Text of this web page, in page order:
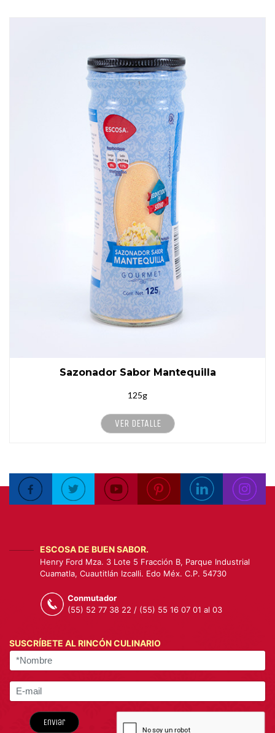
Sazonador Sabor Mantequilla
125g
VER DETALLE
ESCOSA DE BUEN SABOR.
Henry Ford Mza. 3 Lote 5 Fracción B, Parque Industrial
Cuamatla, Cuautitlán Izcalli. Edo Méx. C.P. 54730
Conmutador
(55) 52 77 38 22 / (55) 55 16 07 01 al 03
SUSCRÍBETE AL RINCÓN CULINARIO
Enviar